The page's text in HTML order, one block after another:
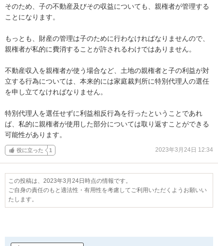
そのため、子の不動産及びその収益についても、親権者が管理する
ことになります。
もっとも、財産の管理は子のために行わなければなりませんので、
親権者が私的に費消することが許されるわけではありません。
不動産収入を親権者が使う場合など、土地の親権者と子の利益が対
立する行為については、本来的には家庭裁判所に特別代理人の選任
を申し立てなければなりません。
特別代理人を選任せずに利益相反行為を行ったということであれ
ば、私的に親権者が使用した部分については取り返すことができる
可能性があります。
役に立った 1 2023年3月24日 12:34
この投稿は、2023年3月24日時点の情報です。
ご自身の責任のもと適法性・有用性を考慮してご利用いただくようお願いい
たします。